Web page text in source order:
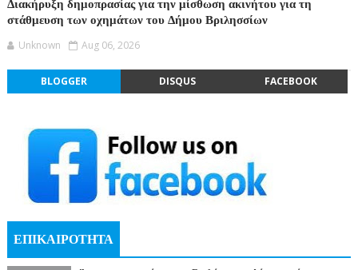
Διακήρυξη δημοπρασίας για την μίσθωση ακινήτου για τη
στάθμευση των οχημάτων του Δήμου Βριλησσίων
Unknown Aug 06, 2026
BLOGGER DISQUS FACEBOOK
ΕΠΙΚΑΙΡΟΤΗΤΑ